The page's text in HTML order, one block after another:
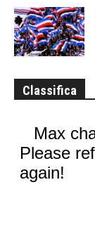
Classifica